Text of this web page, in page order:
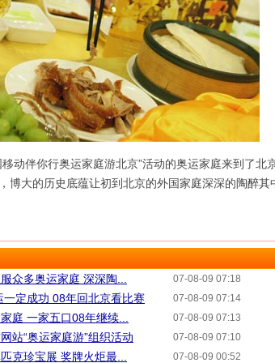
伴你行奥运家庭游北京”活动的奥运家庭来到了北
博大的历史底蕴让初到北京的外国家庭深深的陶醉其
07-08-09 07:18
众多奥运家庭 深深陶...
07-08-09 07:14
一定成功 08年回北京看比赛
07-08-09 07:13
庭 一家五口08年继续...
07-08-09 07:10
站“奥运家庭游”组织活动
07-08-09 00:52
克珍宝展 奖牌火炬最...